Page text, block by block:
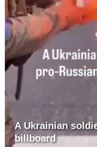
A Ukrainian
billboard